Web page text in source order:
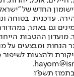
החדש של
עדכנית, בטוחה
גם באתר,
מועדון ההטבות
הנחות ומבצעים על
ולהצעות לשיפור
תשפ"ו